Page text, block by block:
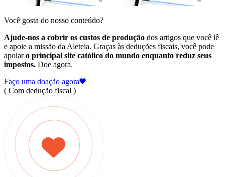
Você gosta do nosso conteúdo?
Ajude-nos a cobrir os custos de produção dos artigos que você lê
e apoie a missão da Aleteia. Graças às deduções fiscais, você pode
apoiaro principal site católico do mundo enquanto reduz seus
impostos. Doe agora.
Faço uma doação agora
( Com dedução fiscal )